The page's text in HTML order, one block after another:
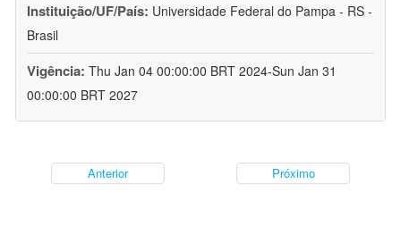
Instituição/UF/País: Universidade Federal do Pampa - RS -
Brasil
Vigência: Thu Jan 04 00:00:00 BRT 2024-Sun Jan 31
00:00:00 BRT 2027
Anterior Próximo